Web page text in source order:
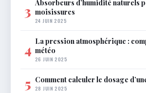
3 Absorbeurs d’humidité naturels
moisissures
24 JUIN 2025
4 La pression atmosphérique :
météo
26 JUIN 2025
5 Comment calculer le dosage
28 JUIN 2025